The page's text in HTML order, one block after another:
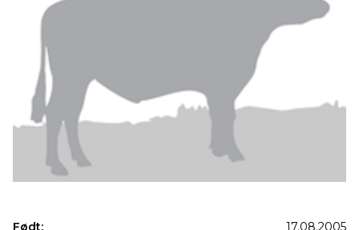
Født:
17.08.2005